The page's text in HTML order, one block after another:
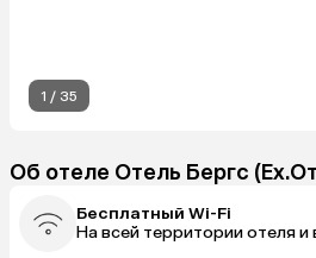
1 / 35
Об отеле Отель Бергс
Бесплатный Wi-Fi
На всей территории отеля и